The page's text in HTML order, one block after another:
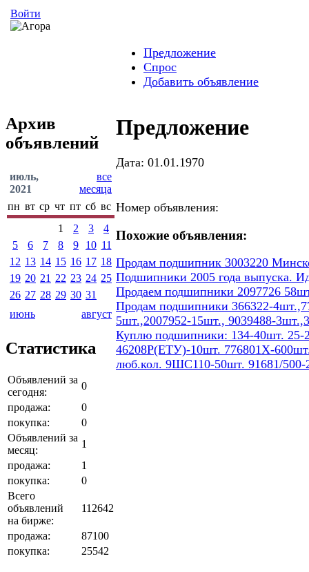
Войти
Предложение
Спрос
Добавить объявление
Архив
объявлений
июль,
2021
все
месяца
пн вт ср чт пт сб вс
1
2 3
4
5
6 7 8 9 10 11
12 13 14 15 16 17 18
19 20 21 22 23 24 25
26 27 28 29 30 31
июнь
август
Статистика
Объявлений за
сегодня:
0
продажа:
0
покупка:
0
Объявлений за
месяц:
1
продажа:
1
покупка:
0
Всего
объявлений
на бирже:
112642
продажа:
87100
покупка:
25542
Предложение
Дата: 01.01.1970
Номер объявления:
Похожие объявления:
Продам подшипник 3003220
Подшипники 2005 года выпуска.
Продаем подшипники 2097726
Продам подшипники 366322-
5шт.,2007952-15шт., 9039488-
Куплю подшипники: 134-40шт.
46208Р(ЕТУ)-10шт. 776801Х-
люб.кол. 9ШС110-50шт. 91681/500-